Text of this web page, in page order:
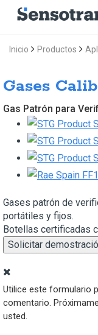
Inicio Productos
Gases
Gas Patrón para
Gases patrón de
portátiles y fijos.
Botellas certificadas
Solicitar
Utilice este formulario
comentario.
usted.